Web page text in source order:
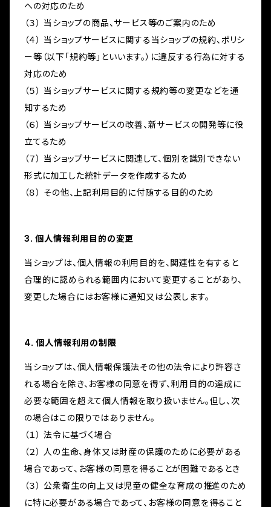
への対応のため
（３） 当ショップの商品、サービス等のご案内のため
（４） 当ショップサービスに関する当ショップの規約、ポリシ
ー等（以下「規約等」といいます。）に違反する行為に対する
対応のため
（５） 当ショップサービスに関する規約等の変更などを通
知するため
（６） 当ショップサービスの改善、新サービスの開発等に役
立てるため
（７） 当ショップサービスに関連して、個別を識別できない
形式に加工した統計データを作成するため
（８） その他、上記利用目的に付随する目的のため
3. 個人情報利用目的の変更
当ショップは、個人情報の利用目的を、関連性を有すると
合理的に認められる範囲内において変更することがあり、
変更した場合にはお客様に通知又は公表します。
4. 個人情報利用の制限
当ショップは、個人情報保護法その他の法令により許容さ
れる場合を除き、お客様の同意を得ず、利用目的の達成に
必要な範囲を超えて個人情報を取り扱いません。但し、次
の場合はこの限りではありません。
（１） 法令に基づく場合
（２） 人の生命、身体又は財産の保護のために必要がある
場合であって、お客様の同意を得ることが困難であるとき
（３） 公衆衛生の向上又は児童の健全な育成の推進のため
に特に必要がある場合であって、お客様の同意を得ること